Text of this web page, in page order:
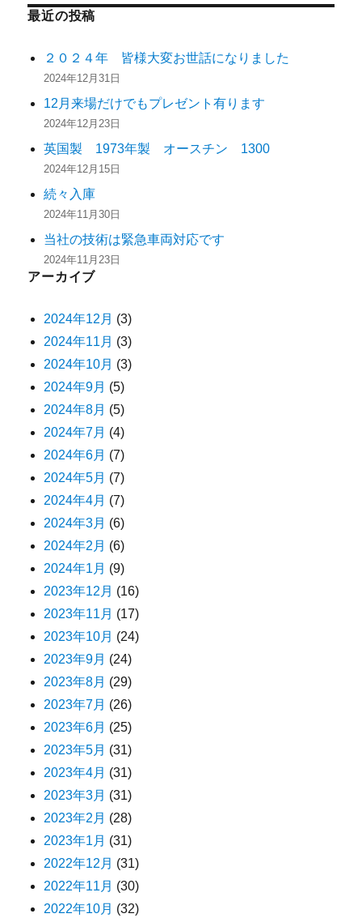
最近の投稿
２０２４年 皆様大変お世話になりました
2024年12月31日
12月来場だけでもプレゼント有ります
2024年12月23日
英国製 1973年製 オースチン 1300
2024年12月15日
続々入庫
2024年11月30日
当社の技術は緊急車両対応です
2024年11月23日
アーカイブ
2024年12月 (3)
2024年11月 (3)
2024年10月 (3)
2024年9月 (5)
2024年8月 (5)
2024年7月 (4)
2024年6月 (7)
2024年5月 (7)
2024年4月 (7)
2024年3月 (6)
2024年2月 (6)
2024年1月 (9)
2023年12月 (16)
2023年11月 (17)
2023年10月 (24)
2023年9月 (24)
2023年8月 (29)
2023年7月 (26)
2023年6月 (25)
2023年5月 (31)
2023年4月 (31)
2023年3月 (31)
2023年2月 (28)
2023年1月 (31)
2022年12月 (31)
2022年11月 (30)
2022年10月 (32)